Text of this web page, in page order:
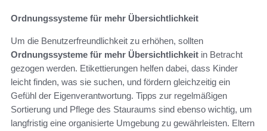
Ordnungssysteme für mehr Übersichtlichkeit
Um die Benutzerfreundlichkeit zu erhöhen, sollten
Ordnungssysteme für mehr Übersichtlichkeit in Betracht
gezogen werden. Etikettierungen helfen dabei, dass Kinder
leicht finden, was sie suchen, und fördern gleichzeitig ein
Gefühl der Eigenverantwortung. Tipps zur regelmäßigen
Sortierung und Pflege des Stauraums sind ebenso wichtig, um
langfristig eine organisierte Umgebung zu gewährleisten. Eltern